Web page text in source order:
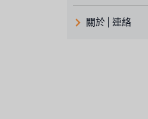
義大利 ATLAS
關於 | 連絡